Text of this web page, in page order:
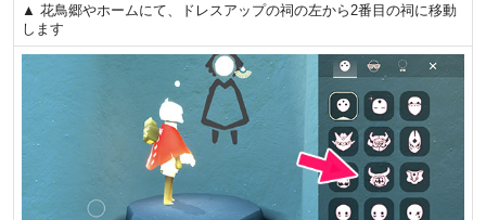
▲ 花鳥郷やホームにて、ドレスアップの祠の左から2番目の祠に移動
します